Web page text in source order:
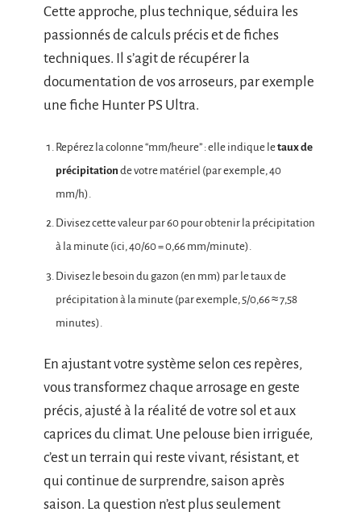
Cette approche, plus technique, séduira les
passionnés de calculs précis et de fiches
techniques. Il s’agit de récupérer la
documentation de vos arroseurs, par exemple
une fiche Hunter PS Ultra.
Repérez la colonne “mm/heure” : elle indique letaux de
précipitation de votre matériel (par exemple, 40
mm/h).
Divisez cette valeur par 60 pour obtenir la précipitation
à la minute (ici, 40/60 = 0,66 mm/minute).
Divisez le besoin du gazon (en mm) par le taux de
précipitation à la minute (par exemple, 5/0,66 ≈ 7,58
minutes).
En ajustant votre système selon ces repères,
vous transformez chaque arrosage en geste
précis, ajusté à la réalité de votre sol et aux
caprices du climat. Une pelouse bien irriguée,
c’est un terrain qui reste vivant, résistant, et
qui continue de surprendre, saison après
saison. La question n’est plus seulement